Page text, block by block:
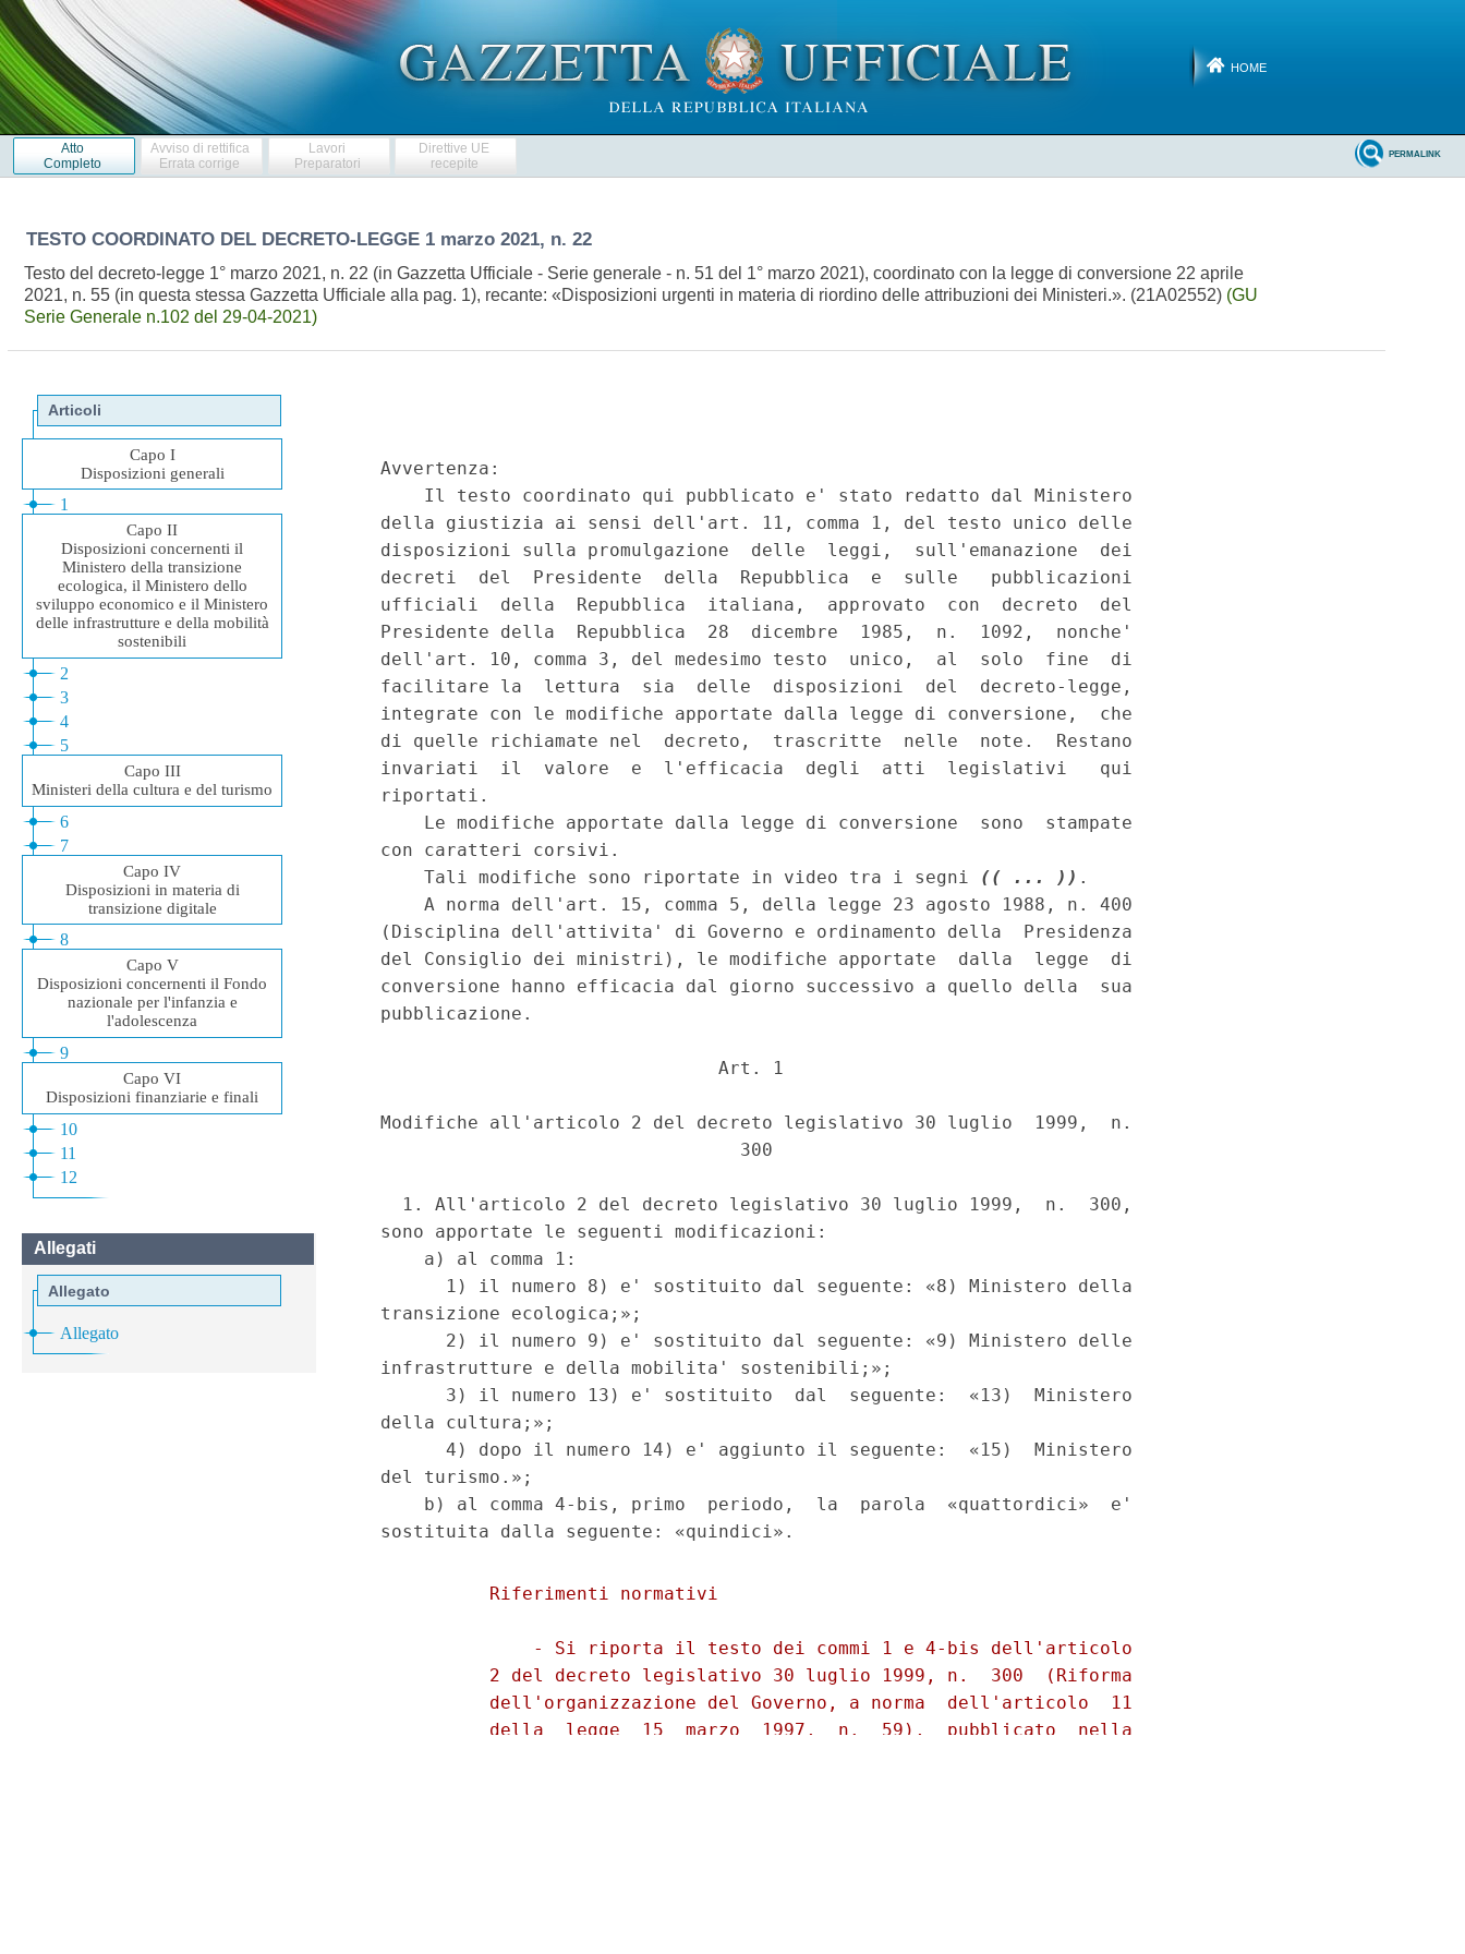
HOME
Atto
Completo
Avviso di rettifica
Errata corrige
Lavori
Preparatori
Direttive UE
recepite
PERMALINK
TESTO COORDINATO DEL DECRETO-LEGGE 1 marzo 2021, n. 22
Testo del decreto-legge 1° marzo 2021, n. 22 (in Gazzetta Ufficiale - Serie generale - n. 51 del 1° marzo 2021), coordinato con la legge di conversione 22 aprile
2021, n. 55 (in questa stessa Gazzetta Ufficiale alla pag. 1), recante: «Disposizioni urgenti in materia di riordino delle attribuzioni dei Ministeri.». (21A02552) (GU
Serie Generale n.102 del 29-04-2021)